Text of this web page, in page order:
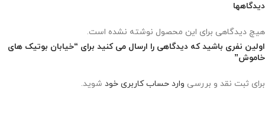
دیدگاهها
هیچ دیدگاهی برای این محصول نوشته نشده است.
اولین نفری باشید که دیدگاهی را ارسال می کنید برای “خیابان بوتیک های
خاموش”
برای ثبت نقد و بررسی وارد حساب کاربری خود شوید.